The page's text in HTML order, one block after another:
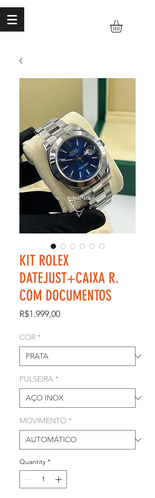
KIT ROLEX
DATEJUST+CAIXA R.
COM DOCUMENTOS
R$1.999,00Price
COR *
PULSEIRA *
MOVIMENTO *
Quantity *